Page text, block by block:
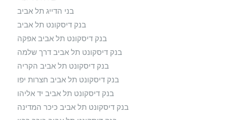
בני הדייג תל אביב
בנק דיסקונט תל אביב
בנק דיסקונט תל אביב אפקה
בנק דיסקונט תל אביב דרך שלמה
בנק דיסקונט תל אביב הקריה
בנק דיסקונט תל אביב חצרות יפו
בנק דיסקונט תל אביב יד אליהו
בנק דיסקונט תל אביב כיכר המדינה